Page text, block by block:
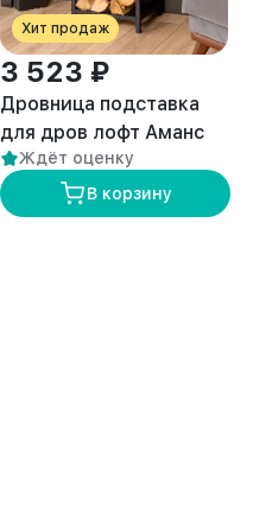
Хит продаж
3 523 ₽
Дровница подставка
для дров лофт Аманс
черная
Ждёт оценку
В корзину